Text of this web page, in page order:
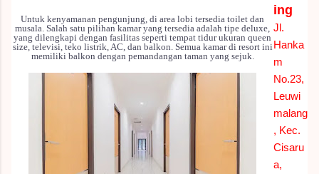
Untuk kenyamanan pengunjung, di area lobi tersedia toilet dan
musala. Salah satu pilihan kamar yang tersedia adalah tipe deluxe,
yang dilengkapi dengan fasilitas seperti tempat tidur ukuran queen
size, televisi, teko listrik, AC, dan balkon. Semua kamar di resort ini
memiliki balkon dengan pemandangan taman yang sejuk.
ing
Jl.
Hanka
m
No.23,
Leuwi
malang
, Kec.
Cisaru
a,